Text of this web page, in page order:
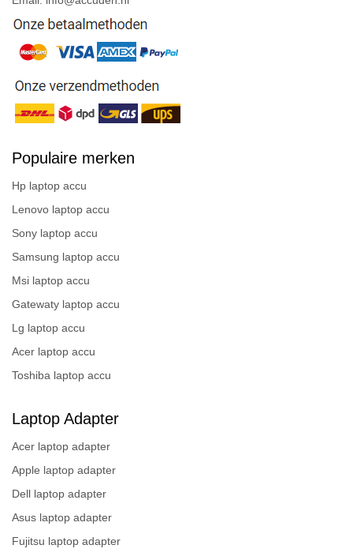
Populaire merken
Hp laptop accu
Lenovo laptop accu
Sony laptop accu
Samsung laptop accu
Msi laptop accu
Gatewaty laptop accu
Lg laptop accu
Acer laptop accu
Toshiba laptop accu
Laptop Adapter
Acer laptop adapter
Apple laptop adapter
Dell laptop adapter
Asus laptop adapter
Fujitsu laptop adapter